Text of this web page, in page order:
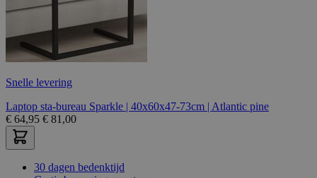
Snelle levering
Laptop sta-bureau Sparkle | 40x60x47-73cm | Atlantic pine
€ 64,95 € 81,00
30 dagen bedenktijd